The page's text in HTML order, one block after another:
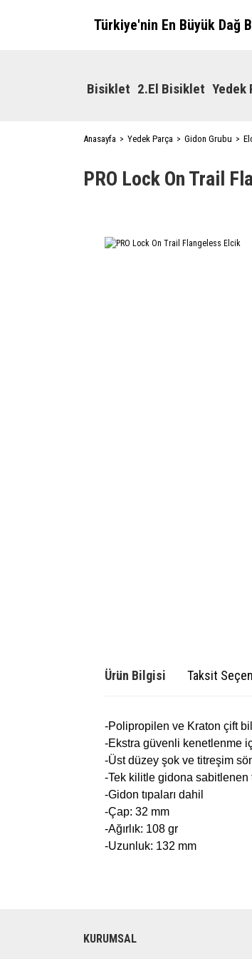
Türkiye'nin En Büyük Dağ
Bisiklet 2.El Bisiklet Yedek
Anasayfa Yedek Parça Gidon Grubu
PRO Lock On Trail
Ürün Bilgisi Taksit
-Polipropilen ve Kraton çift
-Ekstra güvenli kenetlenme
-Üst düzey şok ve titreşim
-Tek kilitle gidona sabitlenen
-Gidon tıpaları dahil
-Çap: 32 mm
-Ağırlık: 108 gr
-Uzunluk: 132 mm
KURUMSAL